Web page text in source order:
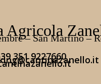
Agricola
– San Martino –
351 9227660